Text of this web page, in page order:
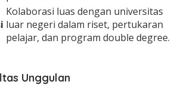
Kolaborasi luas dengan universitas
luar negeri dalam riset, pertukaran
pelajar, dan program double degree.
Unggulan